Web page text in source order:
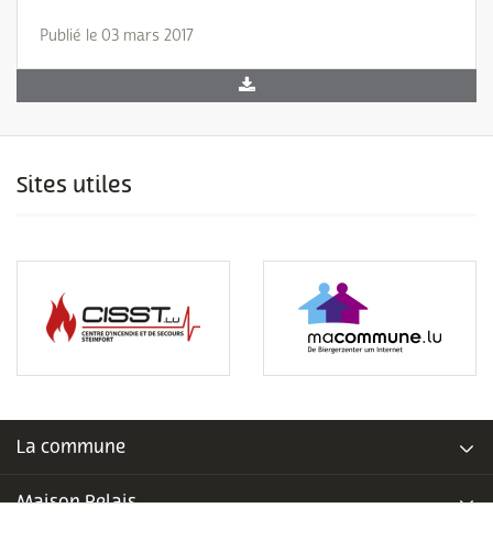
Publié le 03 mars 2017
Sites utiles
La commune
Maison Relais